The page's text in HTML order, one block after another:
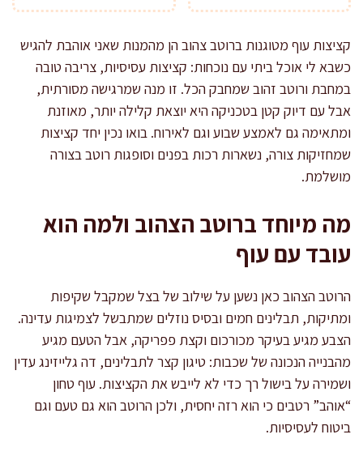
קציצות עוף מטוגנות ברוטב צהוב הן מהמנות שאני אוהבת להגיש
כשבא לי אוכל ביתי עם נוכחות: קציצות עסיסיות, צריבה טובה
במחבת ורוטב זהוב שמחבק הכל. זו מנה שמרגישה מסורתית,
אבל עם דיוק קטן בטכניקה היא יוצאת קלילה יותר, מאוזנת
ומתאימה גם לאמצע שבוע וגם לאירוח. בואו נכין יחד קציצות
שמחזיקות צורה, נשארות רכות בפנים וסופגות רוטב בצורה
מושלמת.
מה מיוחד ברוטב הצהוב ולמה הוא
עובד עם עוף
הרוטב הצהוב כאן נשען על שילוב של בצל שמקבל שקיפות
ומתיקות, תבלינים חמים ובסיס נוזלים שמתבשל לצמיגות עדינה.
הצבע מגיע בעיקר מכורכום וקצת פפריקה, אבל הטעם מגיע
מהבנייה הנכונה של שכבות: טיגון קצר לתבלינים, דה גלייזינג עדין
ושמירה על בישול רך כדי לא לייבש את הקציצות. עוף טחון
“אוהב” רטבים כי הוא רזה יחסית, ולכן הרוטב הוא גם טעם וגם
ביטוח לעסיסיות.